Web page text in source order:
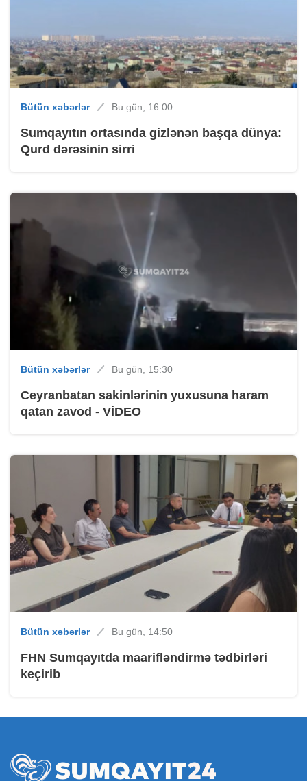
Bütün xəbərlər Bu gün, 16:00
Sumqayıtın ortasında gizlənən başqa dünya:
Qurd dərəsinin sirri
Bütün xəbərlər Bu gün, 15:30
Ceyranbatan sakinlərinin yuxusuna haram
qatan zavod - VİDEO
Bütün xəbərlər Bu gün, 14:50
FHN Sumqayıtda maarifləndirmə tədbirləri
keçirib